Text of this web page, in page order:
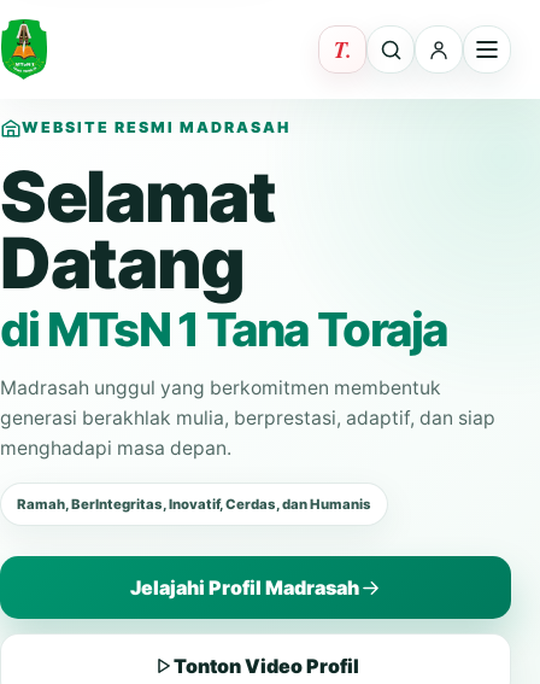
WEBSITE RESMI MADRASAH
Selamat
Datang
di MTsN 1 Tana Toraja
Madrasah unggul yang berkomitmen membentuk
generasi berakhlak mulia, berprestasi, adaptif, dan siap
menghadapi masa depan.
Ramah, BerIntegritas, Inovatif, Cerdas, dan Humanis
Jelajahi Profil Madrasah
Tonton Video Profil